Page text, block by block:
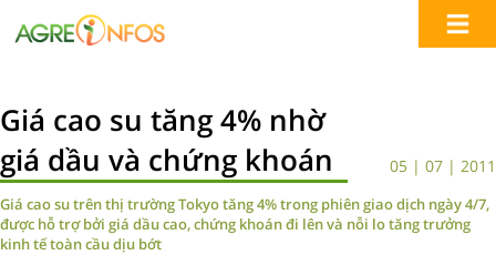
Giá cao su tăng 4% nhờ
giá dầu và chứng khoán
05 | 07 | 2011
Giá cao su trên thị trường Tokyo tăng 4% trong phiên giao dịch ngày 4/7,
được hỗ trợ bởi giá dầu cao, chứng khoán đi lên và nỗi lo tăng trưởng
kinh tế toàn cầu dịu bớt